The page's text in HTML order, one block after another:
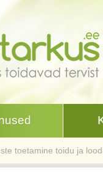
toetamine toidu ja